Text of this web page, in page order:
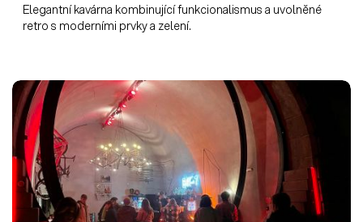
Elegantní kavárna kombinující funkcionalismus a uvolněné
retro s moderními prvky a zelení.